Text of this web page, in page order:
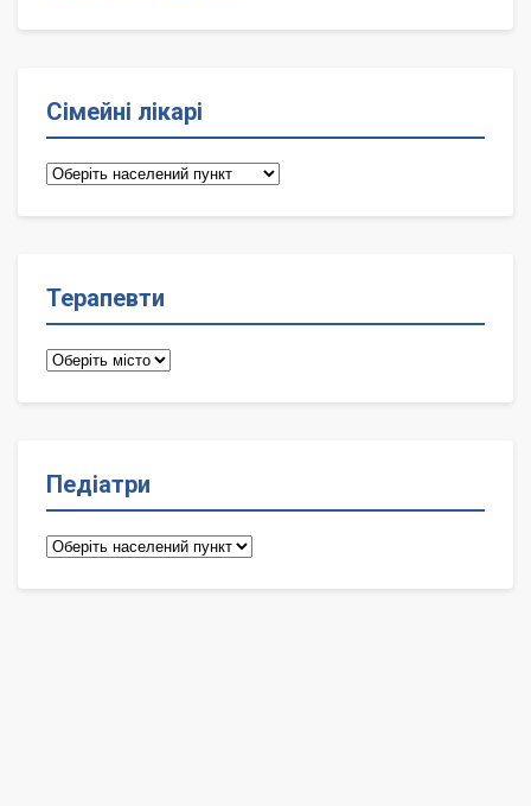
Сімейні лікарі
Сімейні
Терапевти
Терапевти
Педіатри
Педіатри